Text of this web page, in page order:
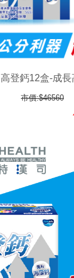
高登鈣12盒-成長
市價:$46560